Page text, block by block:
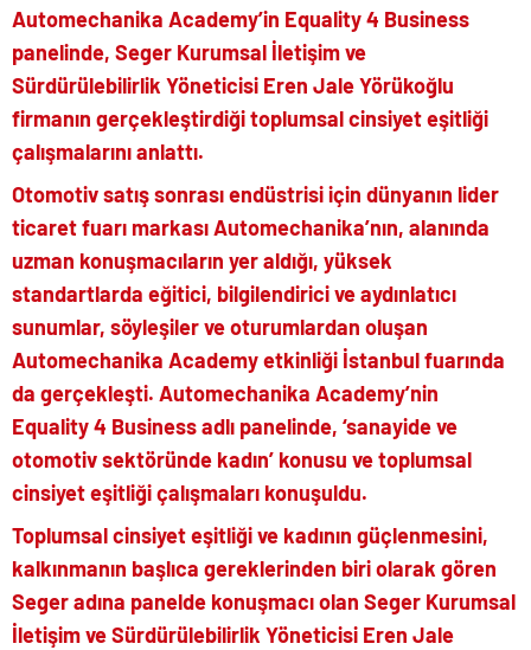
Automechanika Academy’in Equality 4 Business
panelinde, Seger Kurumsal İletişim ve
Sürdürülebilirlik Yöneticisi Eren Jale Yörükoğlu
firmanın gerçekleştirdiği toplumsal cinsiyet eşitliği
çalışmalarını anlattı.
Otomotiv satış sonrası endüstrisi için dünyanın lider
ticaret fuarı markası Automechanika’nın, alanında
uzman konuşmacıların yer aldığı, yüksek
standartlarda eğitici, bilgilendirici ve aydınlatıcı
sunumlar, söyleşiler ve oturumlardan oluşan
Automechanika Academy etkinliği İstanbul fuarında
da gerçekleşti. Automechanika Academy’nin
Equality 4 Business adlı panelinde, ‘sanayide ve
otomotiv sektöründe kadın’ konusu ve toplumsal
cinsiyet eşitliği çalışmaları konuşuldu.
Toplumsal cinsiyet eşitliği ve kadının güçlenmesini,
kalkınmanın başlıca gereklerinden biri olarak gören
Seger adına panelde konuşmacı olan Seger Kurumsal
İletişim ve Sürdürülebilirlik Yöneticisi Eren Jale